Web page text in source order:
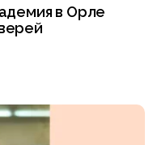
в Орле